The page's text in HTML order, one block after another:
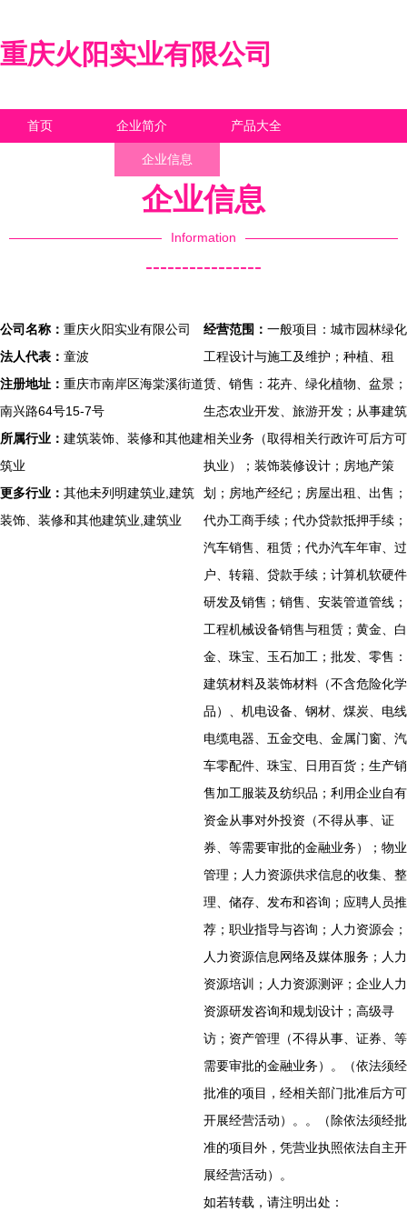
重庆火阳实业有限公司
首页 企业简介 产品大全
企业信息
企业信息
Information
----------------
公司名称： 重庆火阳实业有限公司
法人代表： 童波
注册地址： 重庆市南岸区海棠溪街道
南兴路64号15-7号
所属行业： 建筑装饰、装修和其他建
筑业
更多行业： 其他未列明建筑业,建筑
装饰、装修和其他建筑业,建筑业
经营范围： 一般项目：城市园林绿化
工程设计与施工及维护；种植、租
赁、销售：花卉、绿化植物、盆景；
生态农业开发、旅游开发；从事建筑
相关业务（取得相关行政许可后方可
执业）；装饰装修设计；房地产策
划；房地产经纪；房屋出租、出售；
代办工商手续；代办贷款抵押手续；
汽车销售、租赁；代办汽车年审、过
户、转籍、贷款手续；计算机软硬件
研发及销售；销售、安装管道管线；
工程机械设备销售与租赁；黄金、白
金、珠宝、玉石加工；批发、零售：
建筑材料及装饰材料（不含危险化学
品）、机电设备、钢材、煤炭、电线
电缆电器、五金交电、金属门窗、汽
车零配件、珠宝、日用百货；生产销
售加工服装及纺织品；利用企业自有
资金从事对外投资（不得从事、证
券、等需要审批的金融业务）；物业
管理；人力资源供求信息的收集、整
理、储存、发布和咨询；应聘人员推
荐；职业指导与咨询；人力资源会；
人力资源信息网络及媒体服务；人力
资源培训；人力资源测评；企业人力
资源研发咨询和规划设计；高级寻
访；资产管理（不得从事、证券、等
需要审批的金融业务）。（依法须经
批准的项目，经相关部门批准后方可
开展经营活动）。。（除依法须经批
准的项目外，凭营业执照依法自主开
展经营活动）。
如若转载，请注明出处：